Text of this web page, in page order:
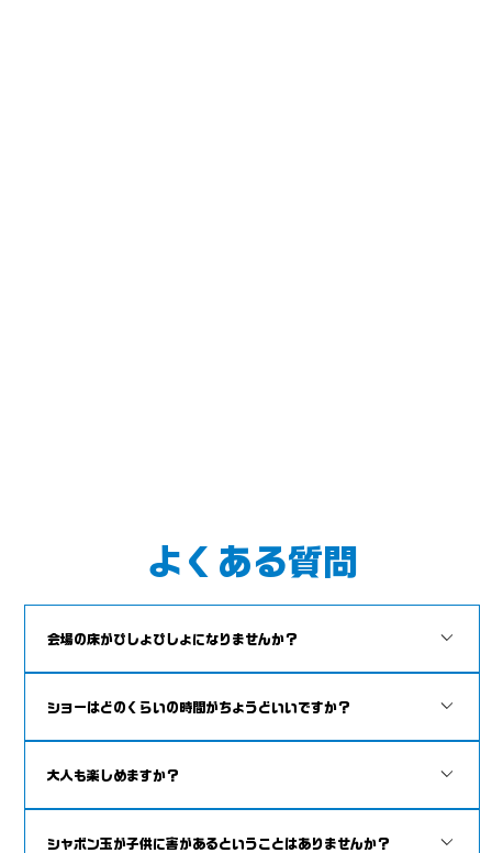
よくある質問
会場の床がびしょびしょになりませんか？
で消える特殊なシャボン液を使います。 会場も濡れませんので、モ
ップなども必要ありません。 1000件以上、室内ショーを行ってい
ショーはどのくらいの時間がちょうどいいですか？
の後サービスで お子様ひとりずつ しゃぼん玉の中に入っての撮影
会を行えます。約30分100名まで。
大人も楽しめますか？
が楽しめる素晴らしいエンターテイメントです。 あなたの人生で観
シャボン玉が子供に害があるということはありませんか？